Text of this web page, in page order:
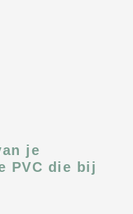
je
PVC die bij